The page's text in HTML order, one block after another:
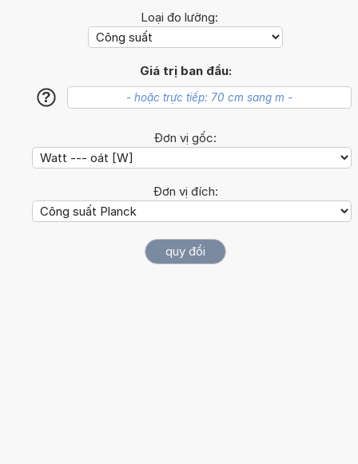
Loại đo lường:
Giá trị ban đầu:
?
Đơn vị gốc:
Đơn vị đích: